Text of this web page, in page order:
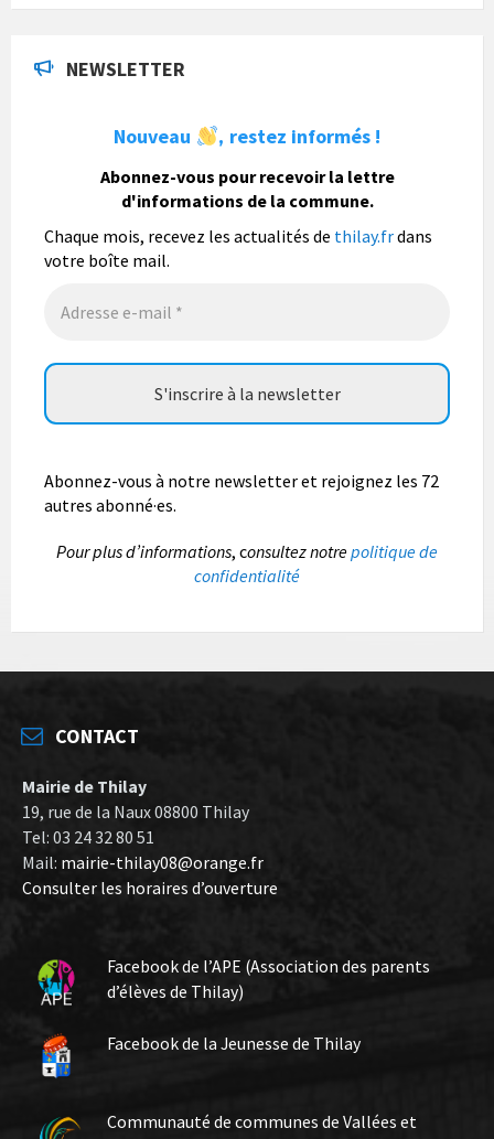
population mais également les visiteurs à son
bulletin municipal annuel en organisant un concours
photo gratuit OUVERT À TOUS.
Vous pouvez envoyer vos photo...Lire la suite
NEWSLETTER
Nouveau , restez informés !
Abonnez-vous pour recevoir la lettre
d'informations de la commune.
Chaque mois, recevez les actualités de thilay.frdans
votre boîte mail.
Abonnez-vous à notre newsletter et rejoignez les 72
autres abonné·es.
Pour plus d’informations, consultez notrepolitique de
confidentialité
CONTACT
Mairie de Thilay
19, rue de la Naux 08800 Thilay
Tel: 03 24 32 80 51
Mail: mairie-thilay08@orange.fr
Consulter les horaires d’ouverture
Facebook de l’APE (Association des parents
d’élèves de Thilay)
Facebook de la Jeunesse de Thilay
Communauté de communes de Vallées et